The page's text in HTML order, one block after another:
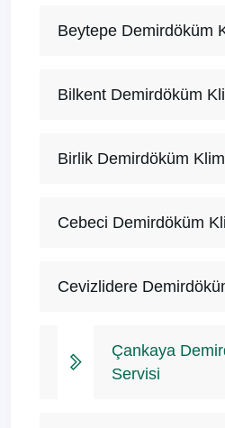
Beytepe Demirdöküm
Bilkent Demirdöküm
Birlik Demirdöküm
Cebeci Demirdöküm
Cevizlidere
Çankaya
Servisi